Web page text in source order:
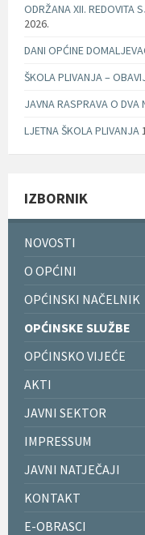
ODRŽANA XII. REDOVITA
2026.
DANI OPĆINE
ŠKOLA PLIVANJA –
JAVNA RASPRAVA O DVA
LJETNA ŠKOLA PLIVANJA
IZBORNIK
NOVOSTI
O OPĆINI
OPĆINSKI NAČELNIK
OPĆINSKE SLUŽBE
OPĆINSKO VIJEĆE
AKTI
JAVNI SEKTOR
IMPRESSUM
JAVNI NATJEČAJI
KONTAKT
E-OBRASCI